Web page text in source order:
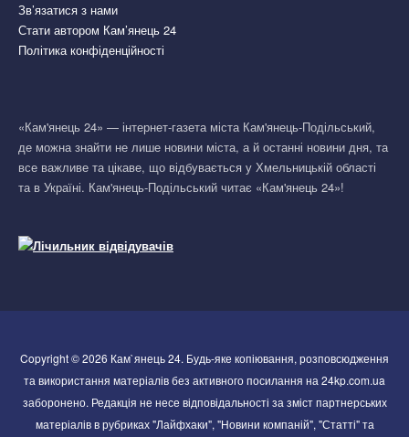
Зв’язатися з нами
Стати автором Кам’янець 24
Політика конфіденційності
«Кам'янець 24» — інтернет-газета міста Кам'янець-Подільський,
де можна знайти не лише новини міста, а й останні новини дня, та
все важливе та цікаве, що відбувається у Хмельницькій області
та в Україні. Кам'янець-Подільський читає «Кам'янець 24»!
Copyright © 2026 Кам`янець 24. Будь-яке копіювання, розповсюдження
та використання матеріалів без активного посилання на 24kp.com.ua
заборонено. Редакція не несе відповідальності за зміст партнерських
матеріалів в рубриках "Лайфхаки", "Новини компаній", "Статті" та